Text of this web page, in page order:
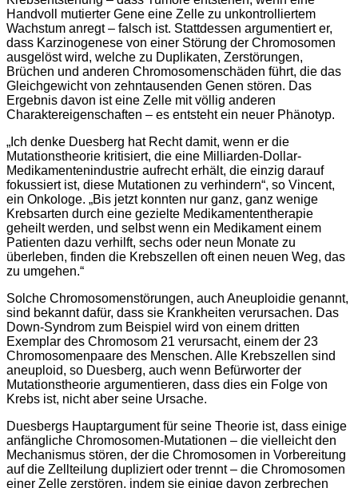
Handvoll mutierter Gene eine Zelle zu unkontrolliertem
Wachstum anregt – falsch ist. Stattdessen argumentiert er,
dass Karzinogenese von einer Störung der Chromosomen
ausgelöst wird, welche zu Duplikaten, Zerstörungen,
Brüchen und anderen Chromosomenschäden führt, die das
Gleichgewicht von zehntausenden Genen stören. Das
Ergebnis davon ist eine Zelle mit völlig anderen
Charaktereigenschaften – es entsteht ein neuer Phänotyp.
„Ich denke Duesberg hat Recht damit, wenn er die
Mutationstheorie kritisiert, die eine Milliarden-Dollar-
Medikamentenindustrie aufrecht erhält, die einzig darauf
fokussiert ist, diese Mutationen zu verhindern“, so Vincent,
ein Onkologe. „Bis jetzt konnten nur ganz, ganz wenige
Krebsarten durch eine gezielte Medikamententherapie
geheilt werden, und selbst wenn ein Medikament einem
Patienten dazu verhilft, sechs oder neun Monate zu
überleben, finden die Krebszellen oft einen neuen Weg, das
zu umgehen.“
Solche Chromosomenstörungen, auch Aneuploidie genannt,
sind bekannt dafür, dass sie Krankheiten verursachen. Das
Down-Syndrom zum Beispiel wird von einem dritten
Exemplar des Chromosom 21 verursacht, einem der 23
Chromosomenpaare des Menschen. Alle Krebszellen sind
aneuploid, so Duesberg, auch wenn Befürworter der
Mutationstheorie argumentieren, dass dies ein Folge von
Krebs ist, nicht aber seine Ursache.
Duesbergs Hauptargument für seine Theorie ist, dass einige
anfängliche Chromosomen-Mutationen – die vielleicht den
Mechanismus stören, der die Chromosomen in Vorbereitung
auf die Zellteilung dupliziert oder trennt – die Chromosomen
einer Zelle zerstören, indem sie einige davon zerbrechen